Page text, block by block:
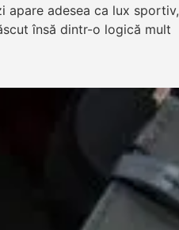
apare adesea ca lux sportiv,
însă dintr-o logică mult